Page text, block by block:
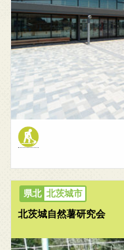
北茨城市
北茨城自然薯研究会